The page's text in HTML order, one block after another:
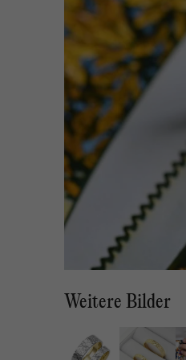
Weitere Bilder